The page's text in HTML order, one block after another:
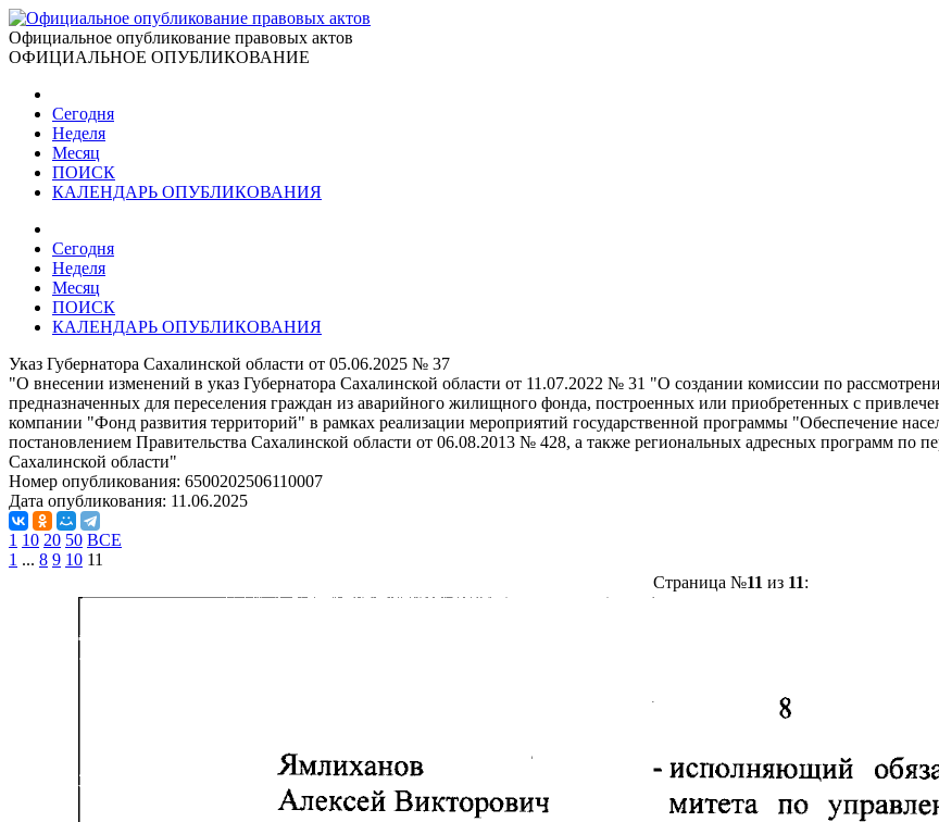
Официальное опубликование правовых актов
ОФИЦИАЛЬНОЕ ОПУБЛИКОВАНИЕ
Сегодня
Неделя
Месяц
ПОИСК
КАЛЕНДАРЬ ОПУБЛИКОВАНИЯ
Сегодня
Неделя
Месяц
ПОИСК
КАЛЕНДАРЬ ОПУБЛИКОВАНИЯ
Указ Губернатора Сахалинской области от 05.06.2025 № 37
"О внесении изменений в указ Губернатора Сахалинской области от 11.07.2022 № 31 "О создании комиссии по
предназначенных для переселения граждан из аварийного жилищного фонда, построенных или приобретенных с
компании "Фонд развития территорий" в рамках реализации мероприятий государственной программы "Обеспечение
постановлением Правительства Сахалинской области от 06.08.2013 № 428, а также региональных адресных программ по
Сахалинской области"
Номер опубликования: 6500202506110007
Дата опубликования: 11.06.2025
1 10 20 50 ВСЕ
1 ... 8 9 10 11
Страница №11 из 11: